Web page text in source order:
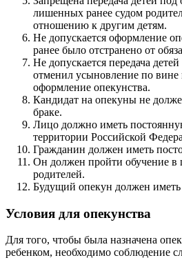
лишенных ранее судом
отношению к другим детям.
Не допускается оформление
ранее было отстранено от
Не допускается передача
отменил усыновление по вине
оформление опекунства.
Кандидат на опекуны не
браке.
Лицо должно иметь
территории Российской
Гражданин должен иметь
Он должен пройти обучение
родителей.
Будущий опекун должен иметь
Условия для опекунства
Для того, чтобы была назначена
ребенком, необходимо соблюдение